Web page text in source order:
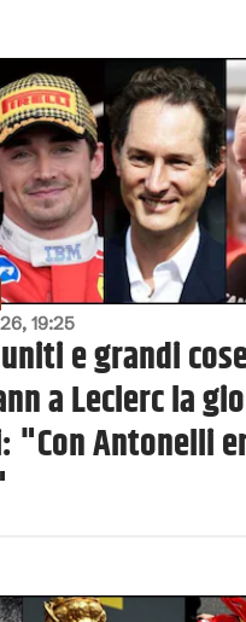
19:25
e grandi
a Leclerc la
"Con Antonelli